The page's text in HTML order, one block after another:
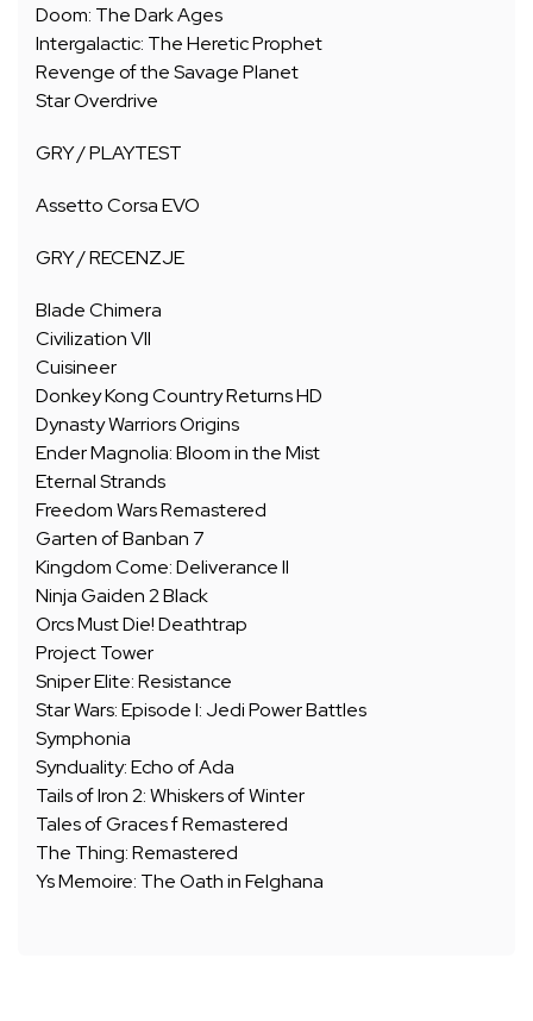
Doom: The Dark Ages
Intergalactic: The Heretic Prophet
Revenge of the Savage Planet
Star Overdrive
GRY / PLAYTEST
Assetto Corsa EVO
GRY / RECENZJE
Blade Chimera
Civilization VII
Cuisineer
Donkey Kong Country Returns HD
Dynasty Warriors Origins
Ender Magnolia: Bloom in the Mist
Eternal Strands
Freedom Wars Remastered
Garten of Banban 7
Kingdom Come: Deliverance II
Ninja Gaiden 2 Black
Orcs Must Die! Deathtrap
Project Tower
Sniper Elite: Resistance
Star Wars: Episode I: Jedi Power Battles
Symphonia
Synduality: Echo of Ada
Tails of Iron 2: Whiskers of Winter
Tales of Graces f Remastered
The Thing: Remastered
Ys Memoire: The Oath in Felghana